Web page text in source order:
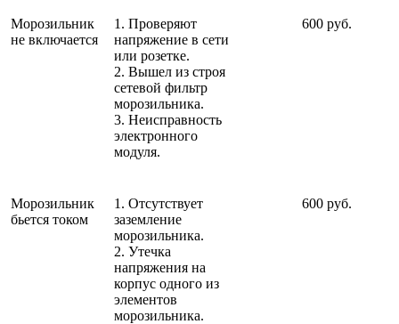
Морозильник
не включается
1. Проверяют
напряжение в сети
или розетке.
2. Вышел из строя
сетевой фильтр
морозильника.
3. Неисправность
электронного
модуля.
600 руб.
Морозильник
бьется током
1. Отсутствует
заземление
морозильника.
2. Утечка
напряжения на
корпус одного из
элементов
морозильника.
600 руб.